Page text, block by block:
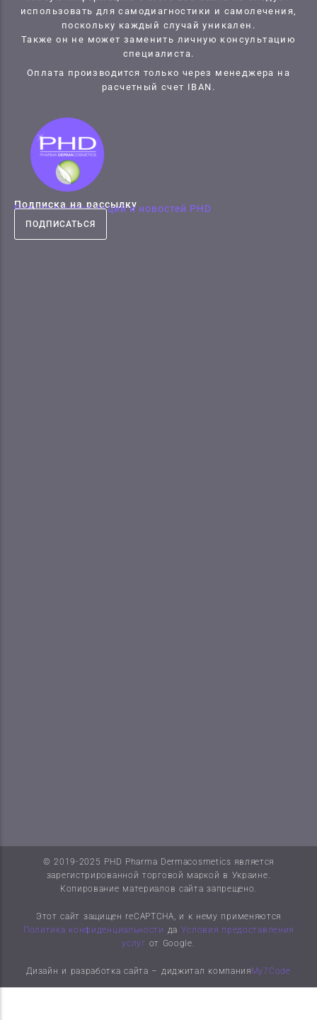
использовать для самодиагностики и самолечения,
поскольку каждый случай уникален.
Также он не может заменить личную консультацию
специалиста.
Оплата производится только через менеджера на
расчетный счет IBAN.
Подписка на рассылку
Будьте в курсе акций и новостей PHD
ПОДПИСАТЬСЯ
© 2019-2025 PHD Pharma Dermacosmetics является
зарегистрированной торговой маркой в Украине.
Копирование материалов сайта запрещено.
Этот сайт защищен reCAPTCHA, и к нему применяются
Политика конфиденциальности да Условия предоставления
услуг от Google.
Дизайн и разработка сайта – диджитал компанияMy7Code